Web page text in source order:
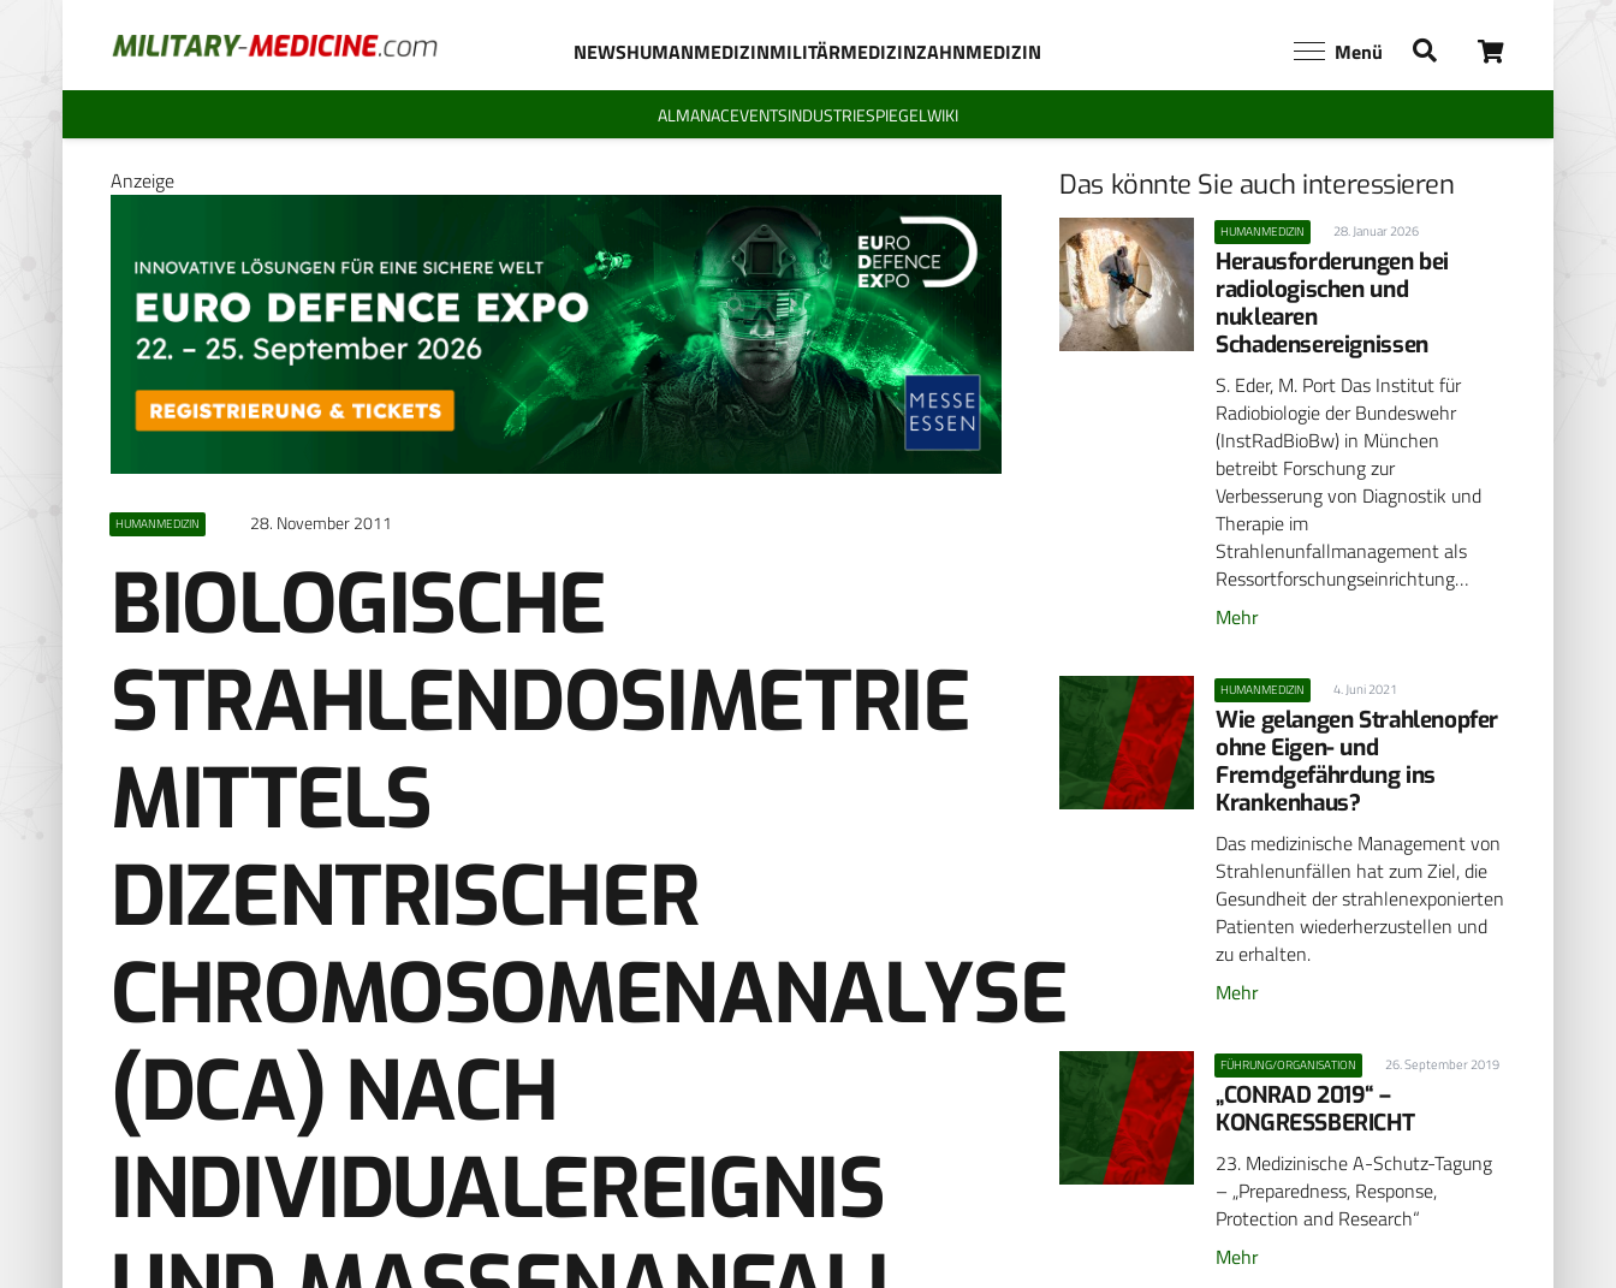
NEWSHUMANMEDIZINMILITÄRMEDIZINZAHNMEDIZIN Menü
ALMANACEVENTSINDUSTRIESPIEGELWIKI
Anzeige
HUMANMEDIZIN 28. November 2011
BIOLOGISCHE
STRAHLENDOSIMETRIE
MITTELS
DIZENTRISCHER
CHROMOSOMENANALYSE
(DCA) NACH
INDIVIDUALEREIGNIS
Das könnte Sie auch interessieren
HUMANMEDIZIN 28. Januar 2026
Herausforderungen bei
radiologischen und
nuklearen
Schadensereignissen
S. Eder, M. Port Das Institut für
Radiobiologie der Bundeswehr
(InstRadBioBw) in München
betreibt Forschung zur
Verbesserung von Diagnostik und
Therapie im
Strahlenunfallmanagement als
Ressortforschungseinrichtung…
Mehr
HUMANMEDIZIN 4. Juni 2021
Wie gelangen Strahlenopfer
ohne Eigen- und
Fremdgefährdung ins
Krankenhaus?
Das medizinische Management von
Strahlenunfällen hat zum Ziel, die
Gesundheit der strahlenexponierten
Patienten wiederherzustellen und
zu erhalten.
Mehr
FÜHRUNG/ORGANISATION 26. September 2019
„CONRAD 2019“ –
KONGRESSBERICHT
23. Medizinische A-Schutz-Tagung
– „Preparedness, Response,
Protection and Research“
Mehr